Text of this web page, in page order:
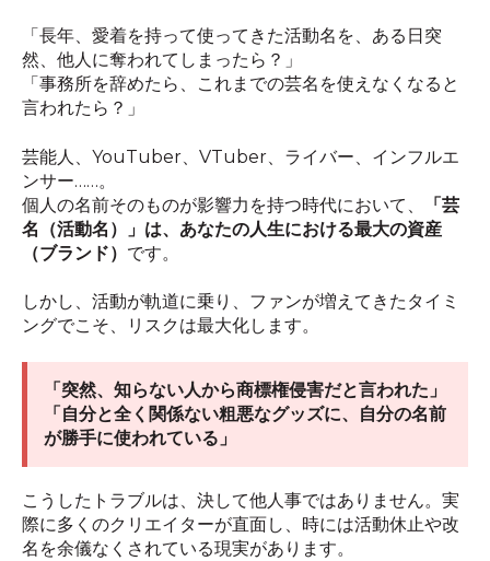
「長年、愛着を持って使ってきた活動名を、ある日突
然、他人に奪われてしまったら？」
「事務所を辞めたら、これまでの芸名を使えなくなると
言われたら？」
芸能人、YouTuber、VTuber、ライバー、インフルエ
ンサー……。
個人の名前そのものが影響力を持つ時代において、
「芸
名（活動名）」は、あなたの人生における最大の資産
（ブランド） です。
しかし、活動が軌道に乗り、ファンが増えてきたタイミ
ングでこそ、リスクは最大化します。
「突然、知らない人から商標権侵害だと言われた」
「自分と全く関係ない粗悪なグッズに、自分の名前
が勝手に使われている」
こうしたトラブルは、決して他人事ではありません。実
際に多くのクリエイターが直面し、時には活動休止や改
名を余儀なくされている現実があります。